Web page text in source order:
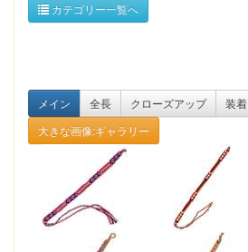
カテゴリー一覧へ
メイン 全長 クローズアップ
装着
大きな画像:ギャラリー